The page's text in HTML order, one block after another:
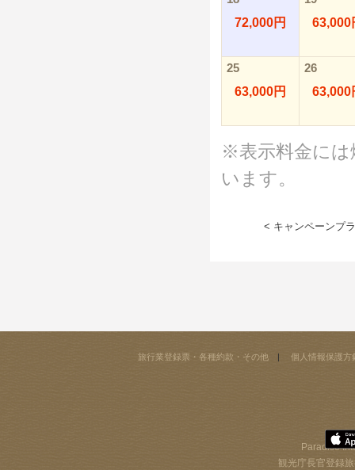
72,000円
63,000
25
63,000円
26
63,000
※表示料金には
います。
< キャンペーンプ
旅行業登録票・各種約款・その他 個人情報保護方
Paradise
観光庁長官登録